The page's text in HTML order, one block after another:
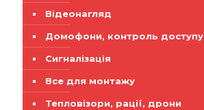
Відеонагляд
Домофони, контроль доступу
Сигналізація
Все для монтажу
Тепловізори, рації, дрони